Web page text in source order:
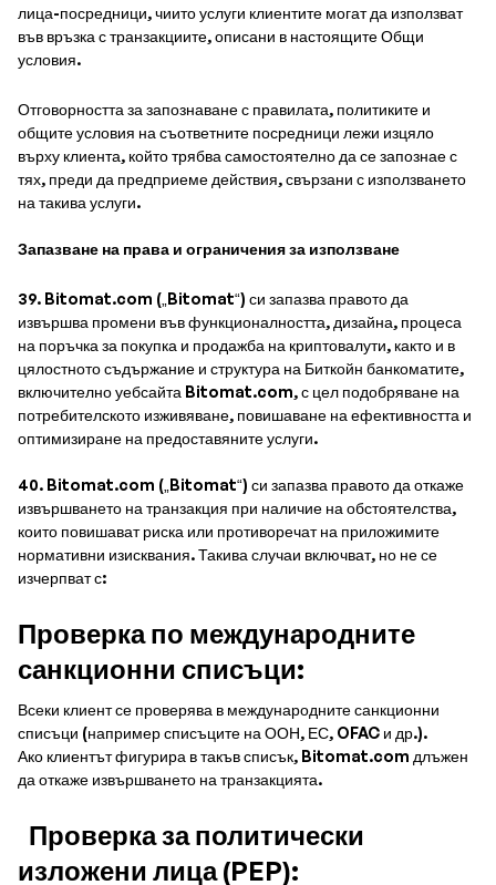
лица-посредници, чиито услуги клиентите могат да използват
във връзка с транзакциите, описани в настоящите Общи
условия.
Отговорността за запознаване с правилата, политиките и
общите условия на съответните посредници лежи изцяло
върху клиента, който трябва самостоятелно да се запознае с
тях, преди да предприеме действия, свързани с използването
на такива услуги.
Запазване на права и ограничения за използване
39. Bitomat.com („Bitomat“) си запазва правото да
извършва промени във функционалността, дизайна, процеса
на поръчка за покупка и продажба на криптовалути, както и в
цялостното съдържание и структура на Биткойн банкоматите,
включително уебсайта Bitomat.com, с цел подобряване на
потребителското изживяване, повишаване на ефективността и
оптимизиране на предоставяните услуги.
40. Bitomat.com („Bitomat“) си запазва правото да откаже
извършването на транзакция при наличие на обстоятелства,
които повишават риска или противоречат на приложимите
нормативни изисквания. Такива случаи включват, но не се
изчерпват с:
Проверка по международните
санкционни списъци:
Всеки клиент се проверява в международните санкционни
списъци (например списъците на ООН, ЕС, OFAC и др.).
Ако клиентът фигурира в такъв списък, Bitomat.com длъжен
да откаже извършването на транзакцията.
Проверка за политически
изложени лица (PEP):